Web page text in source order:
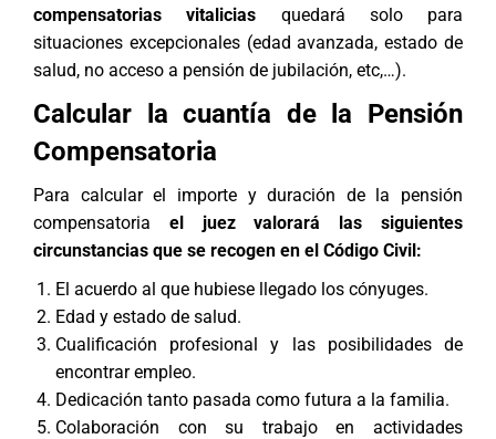
compensatorias vitalicias quedará solo para
situaciones excepcionales (edad avanzada, estado de
salud, no acceso a pensión de jubilación, etc,…).
Calcular la cuantía de la Pensión
Compensatoria
Para calcular el importe y duración de la pensión
compensatoria el juez valorará las siguientes
circunstancias que se recogen en el Código Civil:
El acuerdo al que hubiese llegado los cónyuges.
Edad y estado de salud.
Cualificación profesional y las posibilidades de
encontrar empleo.
Dedicación tanto pasada como futura a la familia.
Colaboración con su trabajo en actividades